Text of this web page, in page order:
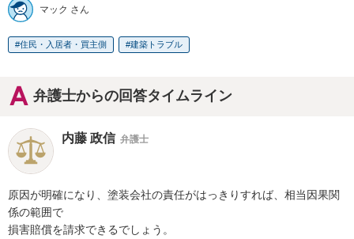
マック さん
住民・入居者・買主側 建築トラブル
弁護士からの回答タイムライン
内藤 政信 弁護士
原因が明確になり、塗装会社の責任がはっきりすれば、相当因果関
係の範囲で
損害賠償を請求できるでしょう。